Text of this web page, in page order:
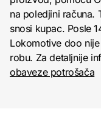
na poledjini računa.
snosi kupac. Posle
Lokomotive doo
robu. Za detaljnije
obaveze potrošača